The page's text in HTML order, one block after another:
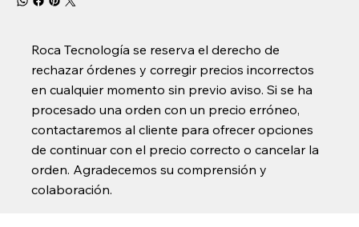
Roca Tecnología se reserva el derecho de
rechazar órdenes y corregir precios incorrectos
en cualquier momento sin previo aviso. Si se ha
procesado una orden con un precio erróneo,
contactaremos al cliente para ofrecer opciones
de continuar con el precio correcto o cancelar la
orden. Agradecemos su comprensión y
colaboración.